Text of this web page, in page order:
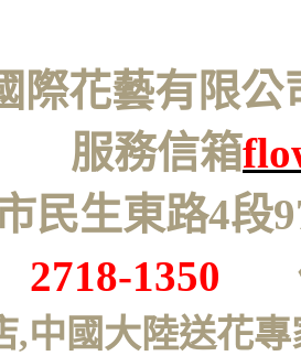
際花藝有限
服務信箱
市民生東路4
2718-1350
,中國大陸送花